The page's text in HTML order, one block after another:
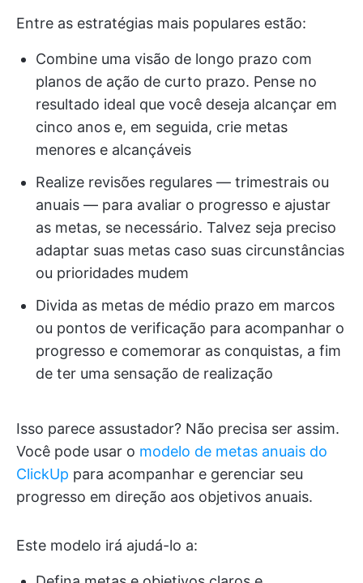
Entre as estratégias mais populares estão:
Combine uma visão de longo prazo com
planos de ação de curto prazo. Pense no
resultado ideal que você deseja alcançar em
cinco anos e, em seguida, crie metas
menores e alcançáveis
Realize revisões regulares — trimestrais ou
anuais — para avaliar o progresso e ajustar
as metas, se necessário. Talvez seja preciso
adaptar suas metas caso suas circunstâncias
ou prioridades mudem
Divida as metas de médio prazo em marcos
ou pontos de verificação para acompanhar o
progresso e comemorar as conquistas, a fim
de ter uma sensação de realização
Isso parece assustador? Não precisa ser assim.
Você pode usar o modelo de metas anuais do
ClickUp para acompanhar e gerenciar seu
progresso em direção aos objetivos anuais.
Este modelo irá ajudá-lo a: